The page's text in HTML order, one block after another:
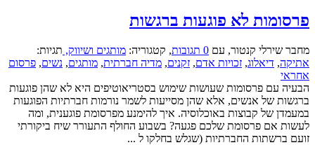
פרסומות לא פוגעות ברגשות
מחבר שירלי קנטור, עם 0 תגובות , קטגוריה: מותגים ושיווק, תגיות:
אתיקה, דיאלוג, זכויות אדם, זקנים, מדיה חברתית, מותגים, נשים, פרסום
אחראי
הבעיה עם פרסומות שעושות שימוש בסטריאוטיפים היא לא שהן פוגעות
ברגשות של אנשים, אלא שהן מסייעות לשמר נורמות חברתיות הפוגעות
במעמדן של קבוצות באוכלוסיה. איך להימנע מפרסומת פוגענית, ומה
לעשות אם פרסומת שלכם פגעה? בשבוע החולף התעורר שיח ביקורתי
זועם ברשתות החברתיות (שגלש בחלקו ל ...